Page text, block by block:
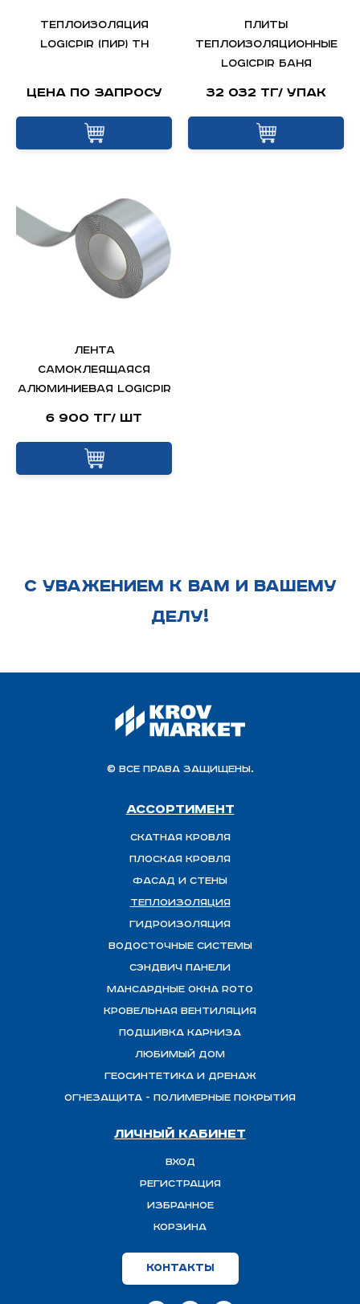
Теплоизоляция
LOGICPIR (ПИР) ТН
Цена по запросу
Плиты
теплоизоляционные
LOGICPIR Баня
32 032 тг/ упак
Лента
самоклеящаяся
алюминиевая LOGICPIR
6 900 тг/ шт
С УВАЖЕНИЕМ К ВАМ И ВАШЕМУ
ДЕЛУ!
© Все права защищены.
Ассортимент
Скатная Кровля
Плоская кровля
Фасад и стены
Теплоизоляция
ГИДРОИЗОЛЯЦИЯ
Водосточные системы
Сэндвич панели
Мансардные окна ROTO
Кровельная вентиляция
Подшивка карниза
Любимый Дом
Геосинтетика и дренаж
ОГНЕЗАЩИТА - полимерные покрытия
Личный кабинет
Вход
Регистрация
Избранное
Корзина
Контакты